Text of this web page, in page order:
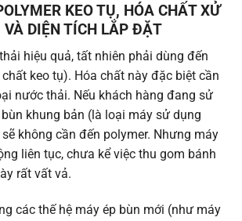
KEO TỤ, HÓA CHẤT XỬ
VÀ DIỆN TÍCH LẮP ĐẶT
hiệu quả, tất nhiên phải dùng đến
keo tụ). Hóa chất này đặc biệt cần
nước thải. Nếu khách hàng đang sử
khung bản (là loại máy sử dụng
không cần đến polymer. Nhưng máy
liên tục, chưa kể việc thu gom bánh
rất vất vả.
các thế hệ máy ép bùn mới (như máy